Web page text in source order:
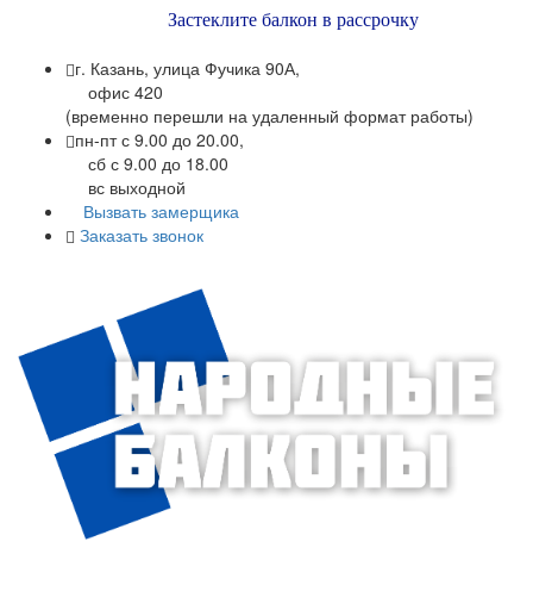
Застеклите балкон в рассрочку
г. Казань, улица Фучика 90А,
офис 420
(временно перешли на удаленный формат работы)
пн-пт с 9.00 до 20.00,
сб с 9.00 до 18.00
вс выходной
Вызвать замерщика
Заказать звонок